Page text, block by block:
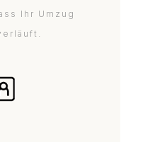
Ihr Umzug